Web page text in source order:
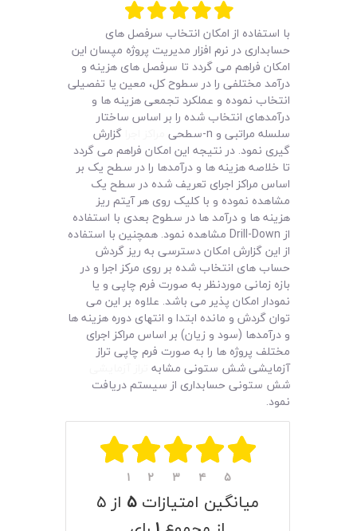
امکانات
سیستم ها
لیست قیمت محصولات
با استفاده از امکان انتخاب سرفصل های
حسابداری در نرم افزار مدیریت پروژه مپسان این
امکان فراهم می گردد تا سرفصل های هزینه و
درآمد مختلفی را در سطوح کل، معین یا تفصیلی
انتخاب نموده و عملکرد تجمعی هزینه ها و
درآمدهای انتخاب شده را بر اساس ساختار
سلسله مراتبی و n-سطحی
گزارش
گیری نمود. در نتیجه این امکان فراهم می گردد
تا خلاصه هزینه ها و درآمدها را در سطح یک بر
اساس مراکز اجرای تعریف شده در سطح یک
مشاهده نموده و با کلیک روی هر آیتم ریز
هزینه ها و درآمد ها در سطوح بعدی با استفاده
از Drill-Down مشاهده نمود. همچنین با استفاده
از این گزارش امکان دسترسی به ریز گردش
حساب های انتخاب شده بر روی مرکز اجرا و در
بازه زمانی موردنظر به صورت فرم چاپی و یا
نمودار امکان پذیر می باشد. علاوه بر این می
توان گردش و مانده ابتدا و انتهای دوره هزینه ها
و درآمدها (سود و زیان) بر اساس مراکز اجرای
مختلف پروژه ها را به صورت فرم چاپی تراز
آزمایشی شش ستونی مشابه
شش ستونی حسابداری از سیستم دریافت
نمود.
۱ ۲ ۳ ۴ ۵
میانگین امتیازات ۵ از ۵